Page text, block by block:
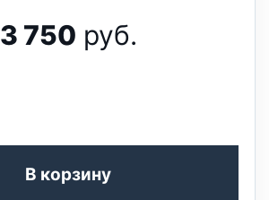
3 750 руб.
В корзину